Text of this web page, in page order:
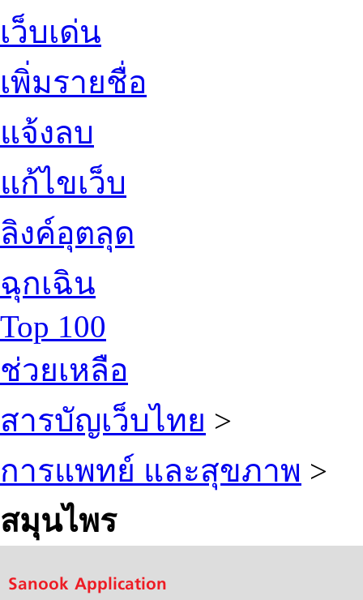
เว็บเด่น
เพิ่มรายชื่อ
แจ้งลบ
แก้ไขเว็บ
ลิงค์อุตลุด
ฉุกเฉิน
Top 100
ช่วยเหลือ
สารบัญเว็บไทย >
การแพทย์ และสุขภาพ >
สมุนไพร
Sanook Application